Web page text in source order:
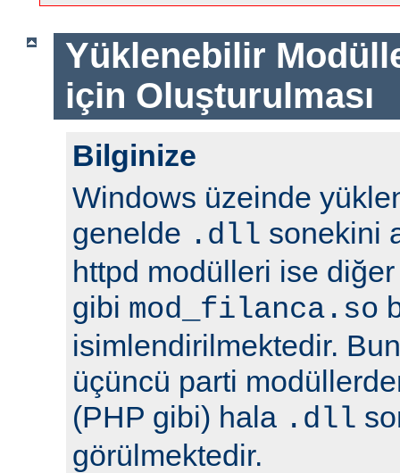
Yüklenebilir
için Oluşturulması
Bilginize
Windows üzeinde
genelde .dll sonekini
httpd modülleri ise
gibi mod_filanca.so
isimlendirilmektedir.
üçüncü parti
(PHP gibi) hala .dll
görülmektedir.